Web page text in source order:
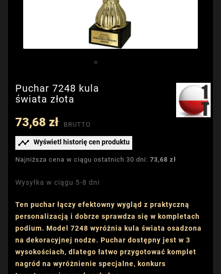
Puchar 7248 kula
świata złota
73,68 zł BRUTTO
 Wyświetl historię cen produktu
Najniższa cena w ciągu ostatnich 30 dni: 73,68 zł
Wysyłka w ciągu 5-8 dni
Ten puchar łączy efektowny wygląd z praktyczną
personalizacją i dobrze sprawdza się w kompletach
podium. Model 7248 wyróżnia kula świata osadzona
na dekoracyjnej nodze. Puchar dostępny jest w 3
wysokościach, dlatego łatwo przygotować komplet
nagród na wyróżnienie specjalne, konkurs